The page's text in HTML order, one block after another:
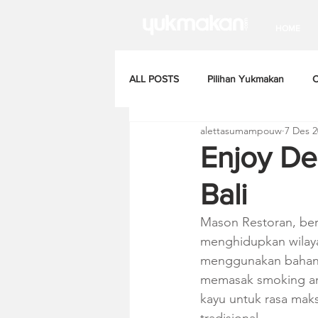
ALL POSTS Pilihan Yukmakan
Enjoy
Bali
alettasumampouw 7 Des
Mason Restoran,
menghidupkan
menggunakan
memasak smoking
kayu untuk rasa